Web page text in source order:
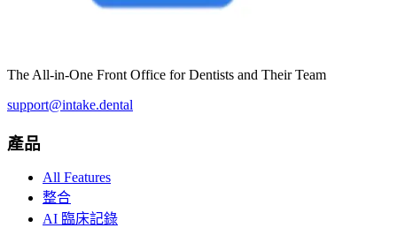
The All-in-One Front Office for Dentists and Their Team
support@intake.dental
產品
All Features
整合
AI 臨床記錄